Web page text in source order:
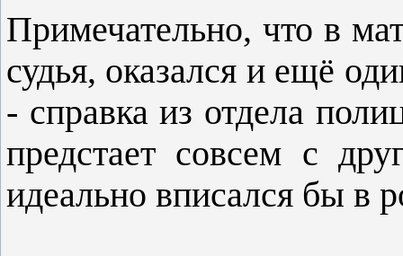
Примечательно, что в
судья, оказался и ещё
- справка из отдела
предстает совсем с
идеально вписался бы в